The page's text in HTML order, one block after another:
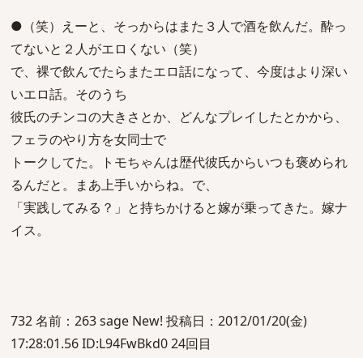
●（笑）えーと、そっからはまた３人で酒を飲んだ。酔っ
てないと２人がエロくない（笑）
で、裸で飲んでたらまたエロ話になって、今度はより深い
いエロ話。そのうち
彼氏のチンコの大きさとか、どんなプレイしたとかから、
フェラのやり方を女同士で
トークしてた。トモちゃんは歴代彼氏からいつも褒められ
るんだと。まあ上手いからね。で、
「実践してみる？」と持ちかけると嫁が乗ってきた。嫁ナ
イス。
732 名前：263 sage New! 投稿日：2012/01/20(金)
17:28:01.56 ID:L94FwBkd0 24回目